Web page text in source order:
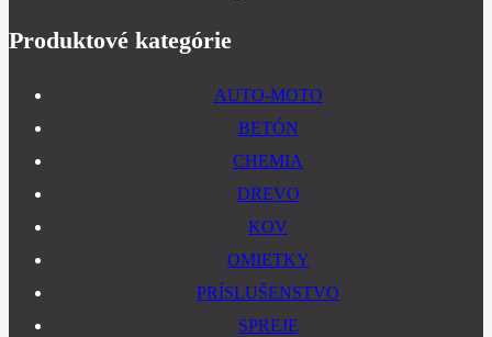
Produktové kategórie
AUTO-MOTO
BETÓN
CHEMIA
DREVO
KOV
OMIETKY
PRÍSLUŠENSTVO
SPREJE